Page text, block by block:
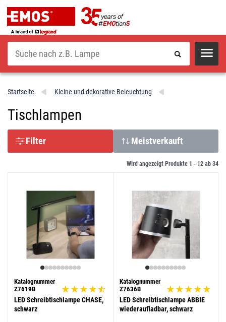
Suche
Startseite Kleine und dekorative Beleuchtung
Tischlampen
Filter Meistverkauft
Wird angezeigt Produkte 1 - 12 ab 34
Katalognummer
Z7619B
LED Schreibtischlampe CHASE,
schwarz
Katalognummer
Z7636B
LED Schreibtischlampe ABBIE
wiederaufladbar, schwarz